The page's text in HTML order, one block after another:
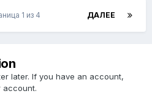
ДАЛЕЕ
1 из 4
later. If you have an account,
account.